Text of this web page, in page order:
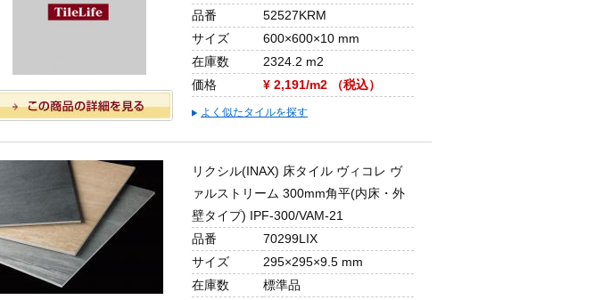
品番
52527KRM
サイズ
600×600×10 mm
在庫数
2324.2 m2
価格
¥ 2,191/m2 （税込）
よく似たタイルを探す
リクシル(INAX) 床タイル ヴィコレ ヴ
ァルストリーム 300mm角平(内床・外
壁タイプ) IPF-300/VAM-21
品番
70299LIX
サイズ
295×295×9.5 mm
在庫数
標準品